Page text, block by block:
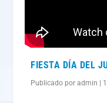
FIESTA DÍA DEL
Publicado poradmin